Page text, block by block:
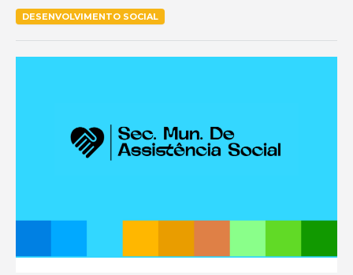
DESENVOLVIMENTO SOCIAL